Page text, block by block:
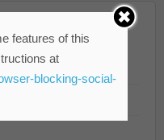
Poistenia
features of this
at
blocking-social-